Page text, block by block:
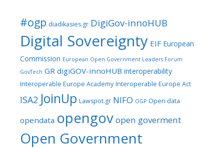
#ogp diadikasies.gr DigiGov-innoHUB
Digital Sovereignty EIF European
Commission European Open Government Leaders Forum
GovTech GR digiGOV-innoHUB interoperability
Interoperable Europe Academy Interoperable Europe Act
ISA2 JoinUp Lawspot.gr NIFO OGP Open data
opendata opengovopen goverment
Open Government